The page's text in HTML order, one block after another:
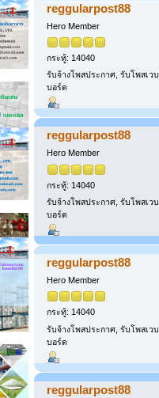
reggularpost88
Hero Member
กระทู้: 14040
รับจ้างโพสประกาศ, รับโพสเวบ
บอร์ด
reggularpost88
Hero Member
กระทู้: 14040
รับจ้างโพสประกาศ, รับโพสเวบ
บอร์ด
reggularpost88
Hero Member
กระทู้: 14040
รับจ้างโพสประกาศ, รับโพสเวบ
บอร์ด
reggularpost88